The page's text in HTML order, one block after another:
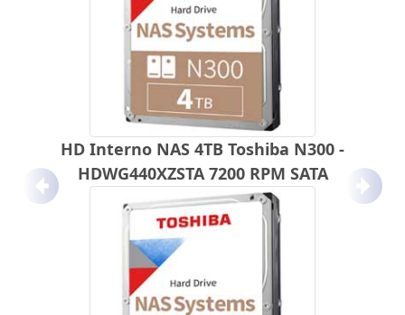
HD Interno NAS 4TB Toshiba N300 -
HDWG440XZSTA 7200 RPM SATA
Anterior